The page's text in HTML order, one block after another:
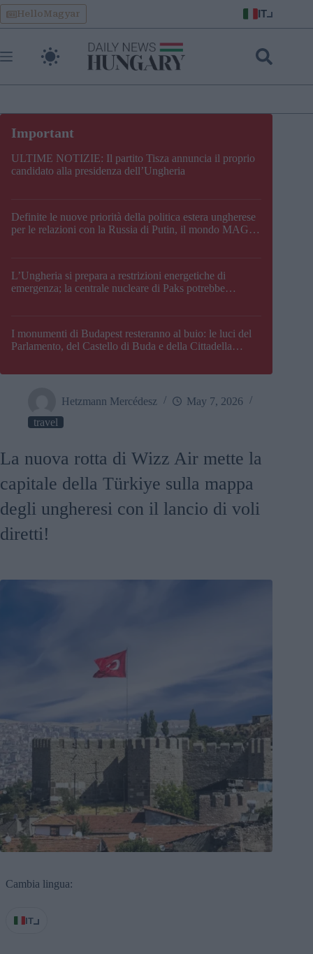
Skip
to
content
HelloMagyar IT
ULTIME NOTIZIE: Il partito Tisza annuncia il proprio
candidato alla presidenza dell’Ungheria
Definite le nuove priorità della politica estera ungherese
per le relazioni con la Russia di Putin, il mondo MAGA,
L’Ungheria si prepara a restrizioni energetiche di
emergenza; la centrale nucleare di Paks potrebbe
I monumenti di Budapest resteranno al buio: le luci del
Parlamento, del Castello di Buda e della Cittadella
Hetzmann Mercédesz
May 7, 2026
travel
La nuova rotta di Wizz Air mette la
capitale della Türkiye sulla mappa
degli ungheresi con il lancio di voli
diretti!
Cambia lingua:
IT